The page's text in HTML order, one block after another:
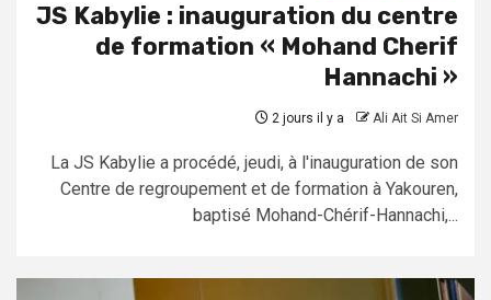
JS Kabylie : inauguration du centre
de formation « Mohand Cherif
Hannachi »
2 jours il y a Ali Ait Si Amer
La JS Kabylie a procédé, jeudi, à l'inauguration de son
Centre de regroupement et de formation à Yakouren,
baptisé Mohand-Chérif-Hannachi,...